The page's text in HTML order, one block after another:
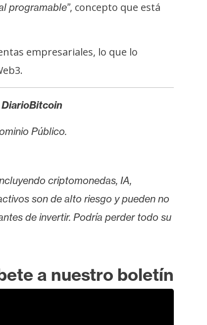
programable”, concepto que está
empresariales, lo que lo
DiarioBitcoin
Público.
criptomonedas, IA,
son de alto riesgo y pueden no
de invertir. Podría perder todo su
a nuestro boletín